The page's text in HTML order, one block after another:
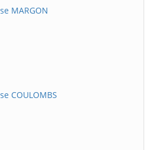
MARGON
COULOMBS